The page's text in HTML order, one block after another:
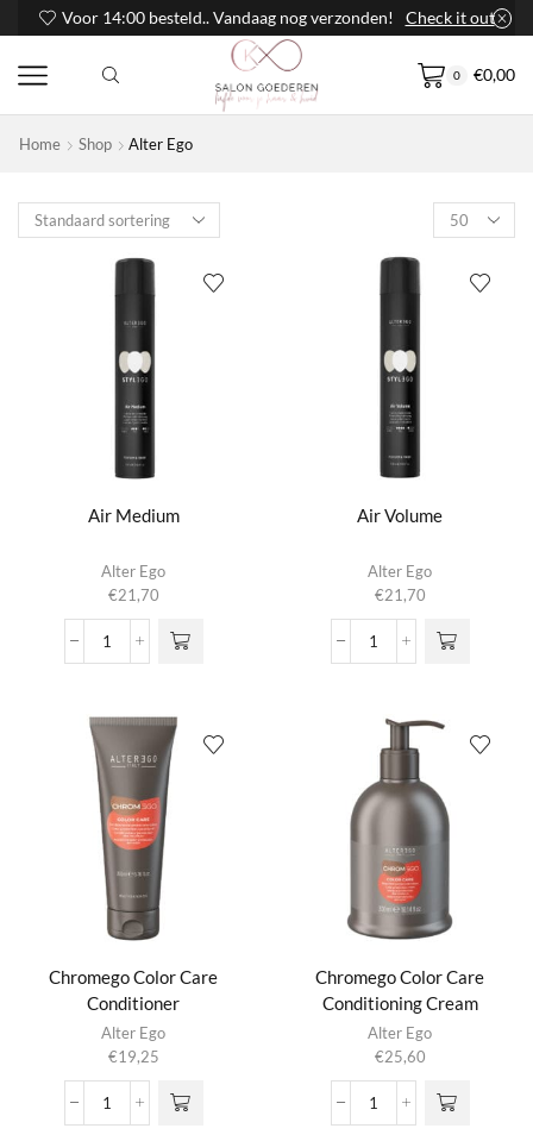
Voor 14:00 besteld.. Vandaag nog verzonden! Check it out
0 €0,00
Home Shop Alter Ego
Products
per
Air Medium
Alter Ego
€21,70
Air
Air Volume
Alter Ego
€21,70
Air
Chromego Color Care
Conditioner
Alter Ego
€19,25
Chromego
Chromego Color Care
Conditioning Cream
Alter Ego
€25,60
Chromego